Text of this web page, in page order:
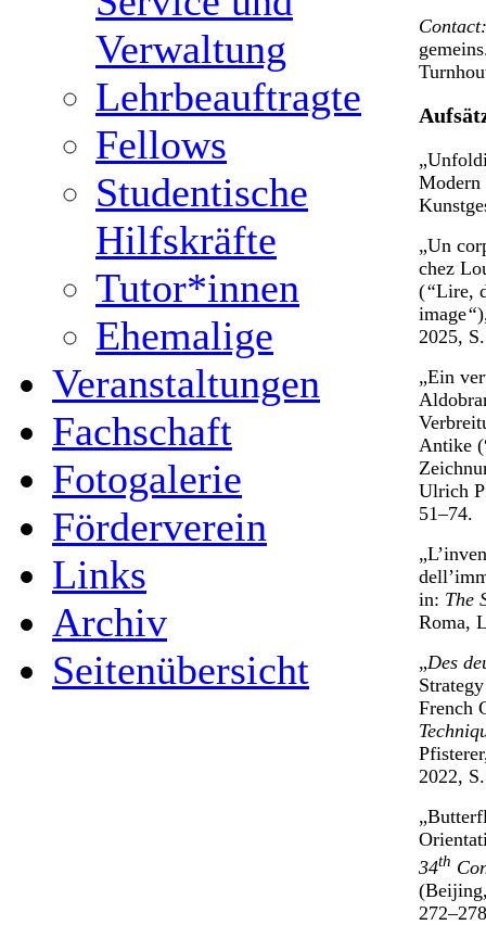
Verwaltung
Lehrbeauftragte
Fellows
Studentische
Hilfskräfte
Tutor*innen
Ehemalige
Veranstaltungen
Fachschaft
Fotogalerie
Förderverein
Links
Archiv
Seitenübersicht
Modern
„Un
chez
(“Lire,
image“
2025,
„Ein
Antike
Ulrich
51–74.
in: The
Roma,
„Des
French
2022,
34th